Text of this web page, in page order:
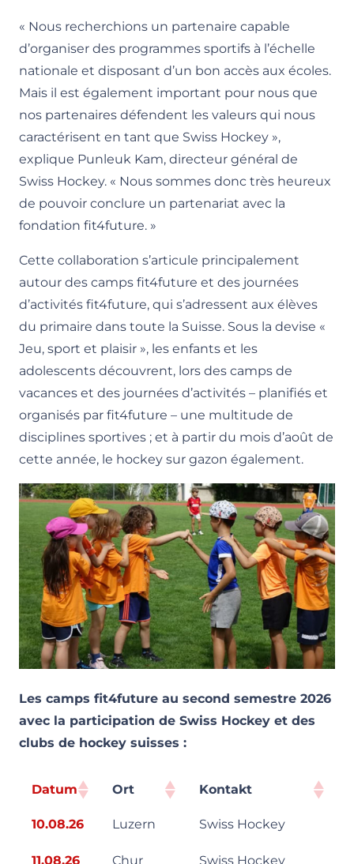
« Nous recherchions un partenaire capable
d’organiser des programmes sportifs à l’échelle
nationale et disposant d’un bon accès aux écoles.
Mais il est également important pour nous que
nos partenaires défendent les valeurs qui nous
caractérisent en tant que Swiss Hockey »,
explique Punleuk Kam, directeur général de
Swiss Hockey. « Nous sommes donc très heureux
de pouvoir conclure un partenariat avec la
fondation fit4future. »
Cette collaboration s’articule principalement
autour des camps fit4future et des journées
d’activités fit4future, qui s’adressent aux élèves
du primaire dans toute la Suisse. Sous la devise «
Jeu, sport et plaisir », les enfants et les
adolescents découvrent, lors des camps de
vacances et des journées d’activités – planifiés et
organisés par fit4future – une multitude de
disciplines sportives ; et à partir du mois d’août de
cette année, le hockey sur gazon également.
Les camps fit4future au second semestre 2026
avec la participation de Swiss Hockey et des
clubs de hockey suisses :
Datum Ort Kontakt
10.08.26 Luzern Swiss Hockey
11.08.26 Chur Swiss Hockey